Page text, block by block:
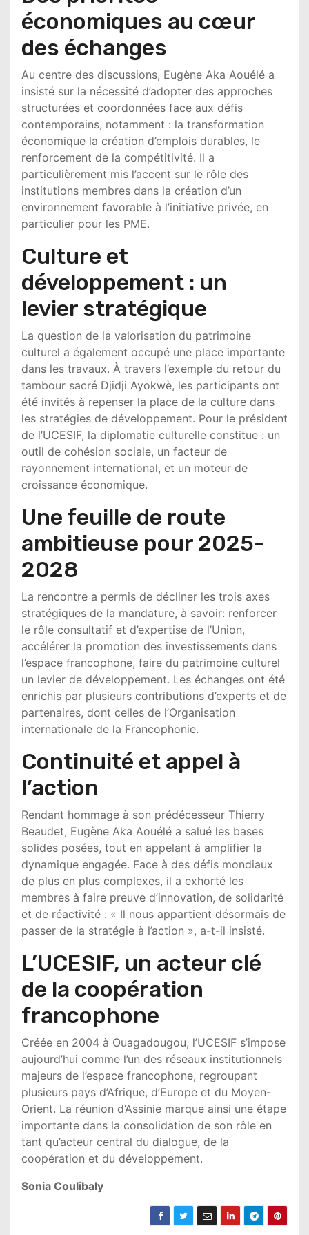
économiques au cœur
des échanges
Au centre des discussions, Eugène Aka Aouélé a
insisté sur la nécessité d’adopter des approches
structurées et coordonnées face aux défis
contemporains, notamment : la transformation
économique la création d’emplois durables, le
renforcement de la compétitivité. Il a
particulièrement mis l’accent sur le rôle des
institutions membres dans la création d’un
environnement favorable à l’initiative privée, en
particulier pour les PME.
Culture et
développement : un
levier stratégique
La question de la valorisation du patrimoine
culturel a également occupé une place importante
dans les travaux. À travers l’exemple du retour du
tambour sacré Djidji Ayokwè, les participants ont
été invités à repenser la place de la culture dans
les stratégies de développement. Pour le président
de l’UCESIF, la diplomatie culturelle constitue : un
outil de cohésion sociale, un facteur de
rayonnement international, et un moteur de
croissance économique.
Une feuille de route
ambitieuse pour 2025-
2028
La rencontre a permis de décliner les trois axes
stratégiques de la mandature, à savoir: renforcer
le rôle consultatif et d’expertise de l’Union,
accélérer la promotion des investissements dans
l’espace francophone, faire du patrimoine culturel
un levier de développement. Les échanges ont été
enrichis par plusieurs contributions d’experts et de
partenaires, dont celles de l’Organisation
internationale de la Francophonie.
Continuité et appel à
l’action
Rendant hommage à son prédécesseur Thierry
Beaudet, Eugène Aka Aouélé a salué les bases
solides posées, tout en appelant à amplifier la
dynamique engagée. Face à des défis mondiaux
de plus en plus complexes, il a exhorté les
membres à faire preuve d’innovation, de solidarité
et de réactivité : « Il nous appartient désormais de
passer de la stratégie à l’action », a-t-il insisté.
L’UCESIF, un acteur clé
de la coopération
francophone
Créée en 2004 à Ouagadougou, l’UCESIF s’impose
aujourd’hui comme l’un des réseaux institutionnels
majeurs de l’espace francophone, regroupant
plusieurs pays d’Afrique, d’Europe et du Moyen-
Orient. La réunion d’Assinie marque ainsi une étape
importante dans la consolidation de son rôle en
tant qu’acteur central du dialogue, de la
coopération et du développement.
Sonia Coulibaly